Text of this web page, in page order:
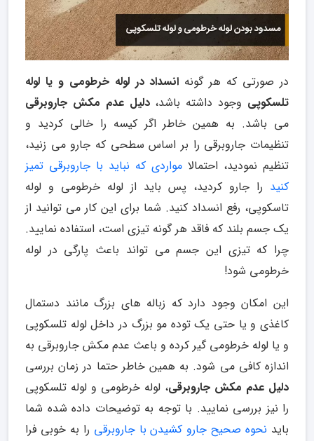
در صورتی که هر گونه انسداد در لوله خرطومی و یا لوله
تلسکوپی وجود داشته باشد،دلیل عدم مکش جاروبرقی
می باشد. به همین خاطر اگر کیسه را خالی کردید و
تنظیمات جاروبرقی را بر اساس سطحی که جارو می زنید،
تنظیم نمودید، احتمالا مواردی که نباید با جاروبرقی تمیز
کنید را جارو کردید، پس باید از لوله خرطومی و لوله
تاسکوپی، رفع انسداد کنید. شما برای این کار می توانید از
یک جسم بلند که فاقد هر گونه تیزی است، استفاده نمایید.
چرا که تیزی این جسم می تواند باعث پارگی در لوله
خرطومی شود!
این امکان وجود دارد که زباله های بزرگ مانند دستمال
کاغذی و یا حتی یک توده مو بزرگ در داخل لوله تلسکوپی
و یا لوله خرطومی گیر کرده و باعث عدم مکش جاروبرقی به
اندازه کافی می شود. به همین خاطر حتما در زمان بررسی
دلیل عدم مکش جاروبرقی، لوله خرطومی و لوله تلسکوپی
را نیز بررسی نمایید. با توجه به توضیحات داده شده شما
باید نحوه صحیح جارو کشیدن با جاروبرقی را به خوبی فرا